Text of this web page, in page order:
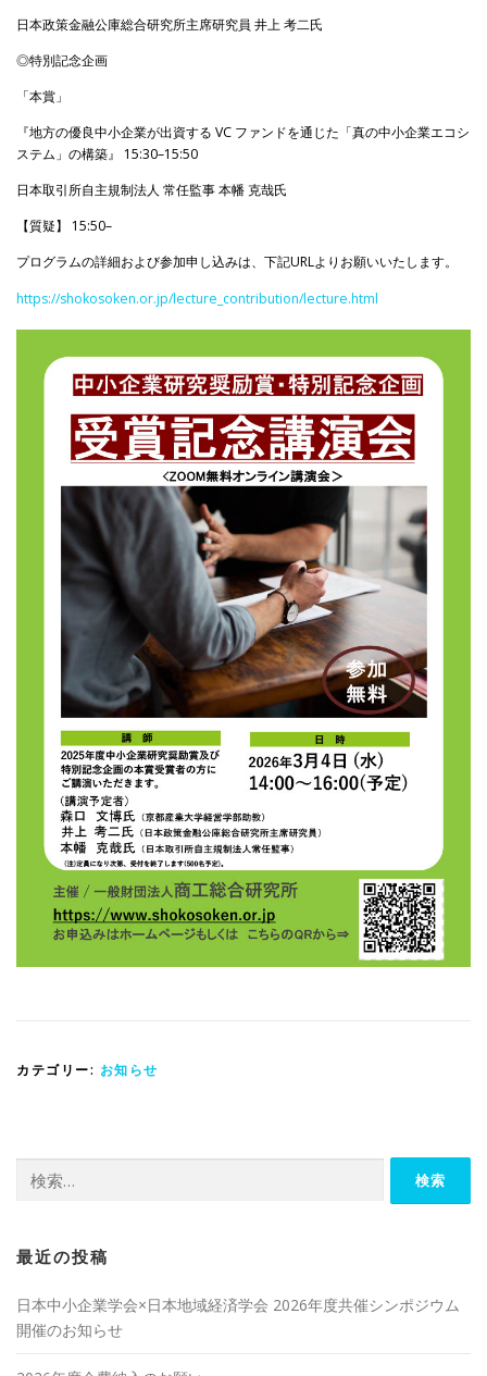
日本政策金融公庫総合研究所主席研究員 井上 考二氏
◎特別記念企画
「本賞」
『地方の優良中小企業が出資する VC ファンドを通じた「真の中小企業エコシ
ステム」の構築』 15:30–15:50
日本取引所自主規制法人 常任監事 本幡 克哉氏
【質疑】 15:50–
プログラムの詳細および参加申し込みは、下記URLよりお願いいたします。
https://shokosoken.or.jp/lecture_contribution/lecture.html
カテゴリー: お知らせ
索:
最近の投稿
日本中小企業学会×日本地域経済学会 2026年度共催シンポジウム
開催のお知らせ